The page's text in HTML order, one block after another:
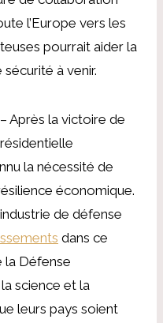
l’Europe vers les
pourrait aider la
à venir.
Après la victoire de
la nécessité de
économique.
de défense
dans ce
la Défense
science et la
leurs pays soient